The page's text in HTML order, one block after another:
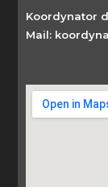
Koordynator
Mail: